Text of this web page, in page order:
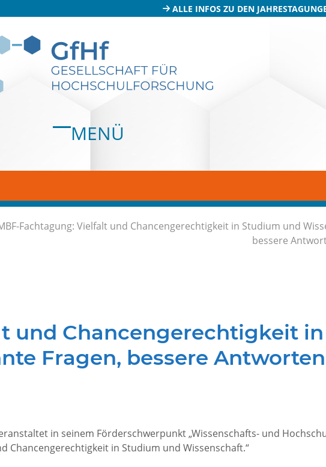
ALLE INFOS ZU DEN
MENÜ
Open
Close
Fachtagung: Vielfalt und Chancengerechtigkeit in Studium und
bessere
und Chancengerechtigkeit
Fragen, bessere
in seinem Förderschwerpunkt „Wissenschafts- und
Chancengerechtigkeit in Studium und Wissenschaft.“